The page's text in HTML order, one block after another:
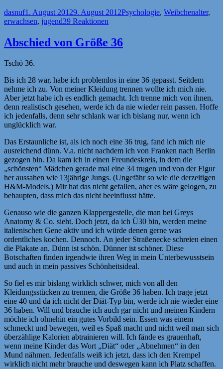
Autor
dasnufVeröffentlicht
am
1. August 20129. August 2012Kategorien
Psychologie, Weibchenalter,
erwachsen, jugend39 Reaktionen
Abschied von Größe 36
Tschö 36.
Bis ich 28 war, habe ich problemlos in eine 36 gepasst. Seitdem
nehme ich zu. Von meiner Kleidung trennen wollte ich mich nie.
Aber jetzt habe ich es endlich gemacht. Ich trenne mich von ihnen,
denn realistisch gesehen, werde ich da nie wieder rein passen. Hoffe
ich jedenfalls, denn sehr schlank war ich bislang nur, wenn ich
unglücklich war.
Das Erstaunliche ist, als ich noch eine 36 trug, fand ich mich nie
ausreichend dünn. V.a. nicht nachdem ich von Franken nach Berlin
gezogen bin. Da kam ich in einen Freundeskreis, in dem die
„schönsten“ Mädchen gerade mal eine 34 trugen und von der Figur
her aussahen wie 13jährige Jungs. (Ungefähr so wie die derzeitigen
H&M-Models.) Mir hat das nicht gefallen, aber es wäre gelogen, zu
behaupten, dass mich das nicht beeinflusst hätte.
Genauso wie die ganzen Klappergestelle, die man bei Greys
Anatomy & Co. sieht. Doch jetzt, da ich Ü30 bin, werden meine
italienischen Gene aktiv und ich würde denen gerne was
ordentliches kochen. Dennoch. An jeder Straßenecke schreien einen
die Plakate an. Dünn ist schön. Dünner ist schöner. Diese
Botschaften finden irgendwie ihren Weg in mein Unterbewusstsein
und auch in mein passives Schönheitsideal.
So fiel es mir bislang wirklich schwer, mich von all den
Kleidungsstücken zu trennen, die Größe 36 haben. Ich trage jetzt
eine 40 und da ich nicht der Diät-Typ bin, werde ich nie wieder eine
36 haben. Will und brauche ich auch gar nicht und meinen Kindern
möchte ich ohnehin ein gutes Vorbild sein. Essen was einem
schmeckt und bewegen, weil es Spaß macht und nicht weil man sich
überzählige Kalorien abtrainieren will. Ich fände es grauenhaft,
wenn meine Kinder das Wort „Diät“ oder „Abnehmen“ in den
Mund nähmen. Jedenfalls weiß ich jetzt, dass ich den Krempel
wirklich nicht mehr brauche und deswegen kann ich Platz schaffen.